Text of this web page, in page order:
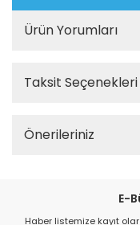
Ürün Yorumları
Taksit Seçenekleri
Önerileriniz
E-
Haber listemize kayıt